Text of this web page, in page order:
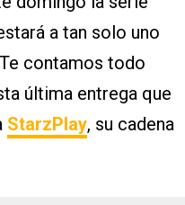
a tan solo uno
contamos todo
última entrega que
StarzPlay, su cadena